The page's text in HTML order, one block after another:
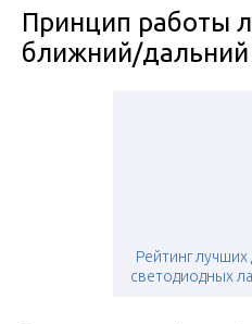
Принцип работы
ближний/дальний
Рейтинг
светодиодных